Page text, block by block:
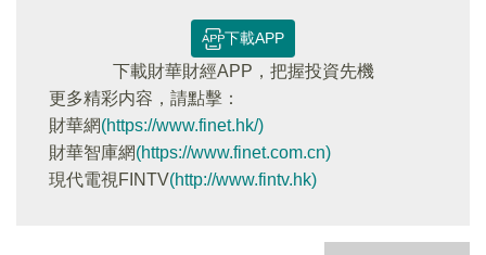
下載APP
下載財華財經APP，把握投資先機
更多精彩内容，請點擊：
財華網(https://www.finet.hk/)
財華智庫網(https://www.finet.com.cn)
現代電視FINTV(http://www.fintv.hk)